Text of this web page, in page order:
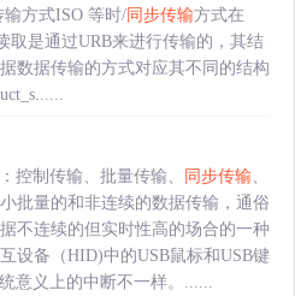
方式ISO 等时/ 同步传输方式在
取是通过URB来进行传输的，其结
数据传输的方式对应其不同的结构
控制传输、批量传输、 同步传输、
批量的和非连续的数据传输，通俗
不连续的但实时性高的场合的一种
设备（HID)中的USB鼠标和USB键
意义上的中断不一样。......